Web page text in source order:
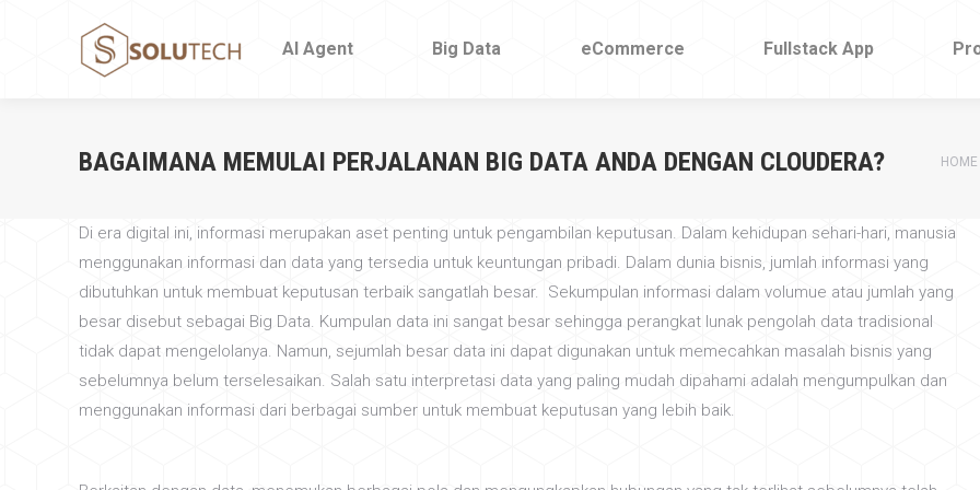
AI Agent Big Data eCommerce Fullstack App
BAGAIMANA MEMULAI PERJALANAN BIG DATA ANDA DENGAN CLOUDERA? You
HOME
Di era digital ini, informasi merupakan aset penting untuk pengambilan keputusan. Dalam kehidupan sehari-hari, manusia
menggunakan informasi dan data yang tersedia untuk keuntungan pribadi. Dalam dunia bisnis, jumlah informasi yang
dibutuhkan untuk membuat keputusan terbaik sangatlah besar. Sekumpulan informasi dalam volumue atau jumlah yang
besar disebut sebagai Big Data. Kumpulan data ini sangat besar sehingga perangkat lunak pengolah data tradisional
tidak dapat mengelolanya. Namun, sejumlah besar data ini dapat digunakan untuk memecahkan masalah bisnis yang
sebelumnya belum terselesaikan. Salah satu interpretasi data yang paling mudah dipahami adalah mengumpulkan dan
menggunakan informasi dari berbagai sumber untuk membuat keputusan yang lebih baik.
AI Agent Big Data eCommerce Fullstack App